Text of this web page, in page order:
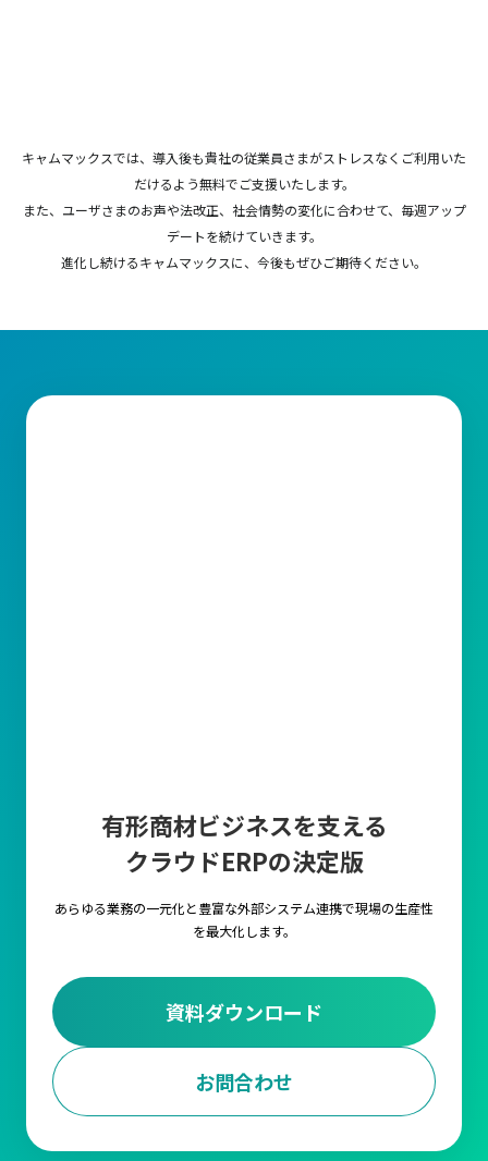
キャムマックスでは、導入後も貴社の従業員さまがストレスなくご利用いた
だけるよう無料でご支援いたします。
また、ユーザさまのお声や法改正、社会情勢の変化に合わせて、毎週アップ
デートを続けていきます。
進化し続けるキャムマックスに、今後もぜひご期待ください。
有形商材ビジネスを支える
クラウドERPの決定版
あらゆる業務の一元化と豊富な外部システム連携で現場の生産性
を最大化します。
資料ダウンロード
お問合わせ